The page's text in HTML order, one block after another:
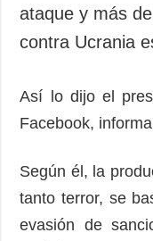
Crimen
Desastres y
ADICIONAL
Podcasts
Entrevistas
Fotos
ataque y más
contra Ucrania
Así lo dijo el
Facebook,
Según él, la
tanto terror, se
evasión de